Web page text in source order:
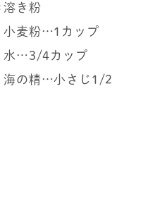
溶き粉
小麦粉…1カップ
水…3/4カップ
海の精…小さじ1/2